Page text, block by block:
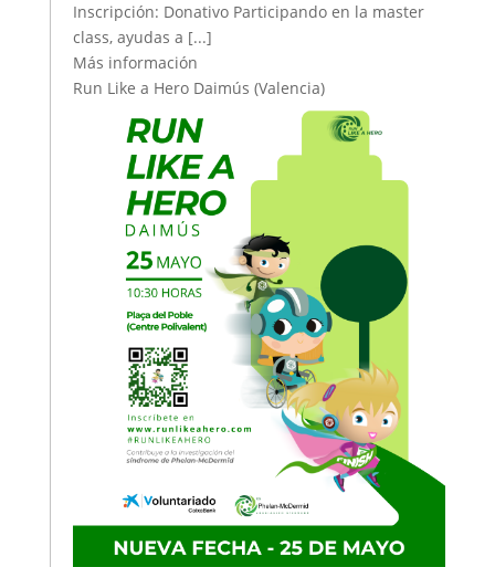
Inscripción: Donativo Participando en la master
class, ayudas a [...]
Más información
Run Like a Hero Daimús (Valencia)